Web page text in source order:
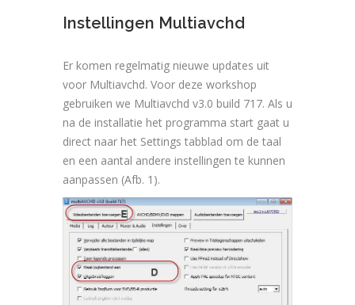
Instellingen Multiavchd
Er komen regelmatig nieuwe updates uit
voor Multiavchd. Voor deze workshop
gebruiken we Multiavchd v3.0 build 717. Als u
na de installatie het programma start gaat u
direct naar het Settings tabblad om de taal
en een aantal andere instellingen te kunnen
aanpassen (Afb. 1).